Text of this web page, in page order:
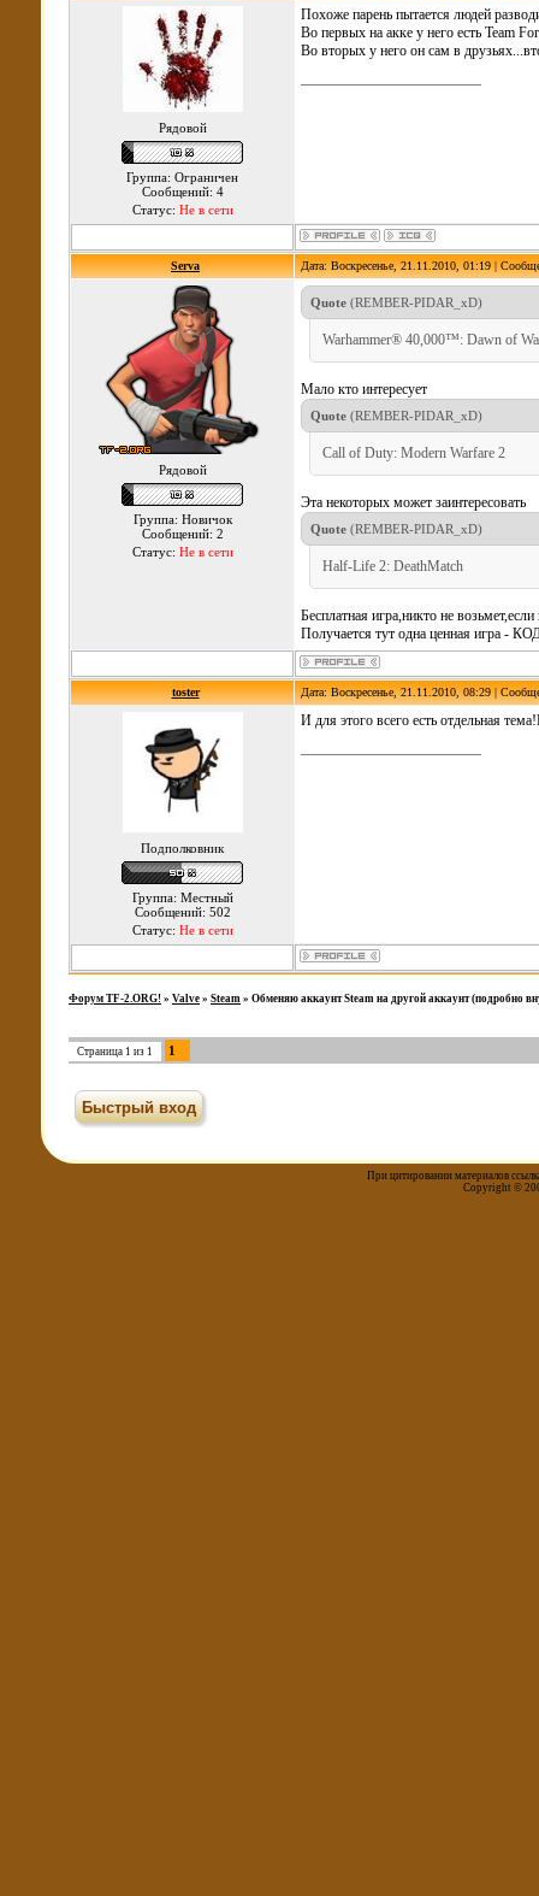
Рядовой
Группа: Ограничен
Сообщений: 4
Статус: Не в сети
Похоже парень пытается людей
Во первых на акке у него есть Team
Во вторых у него он сам в
Serva Дата: Воскресенье, 21.11.2010, 01:19 |
Рядовой
Группа: Новичок
Сообщений: 2
Статус: Не в сети
Quote (REMBER-PIDAR_xD)
Warhammer® 40,000™: Dawn of
Мало кто интересует
Quote (REMBER-PIDAR_xD)
Call of Duty: Modern Warfare 2
Эта некоторых может заинтересовать
Quote (REMBER-PIDAR_xD)
Half-Life 2: DeathMatch
Бесплатная игра,никто не
Получается тут одна ценная игра -
toster Дата: Воскресенье, 21.11.2010, 08:29 |
Подполковник
Группа: Местный
Сообщений: 502
Статус: Не в сети
И для этого всего есть отдельная
Форум TF-2.ORG! » Valve » Steam » Обменяю аккаунт Steam на другой аккаунт (подробно
Страница 1 из 1 1
При цитировании материалов
Copyright ©